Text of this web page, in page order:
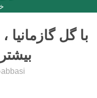
با گل
abbasi